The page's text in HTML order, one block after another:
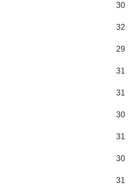
30
32
29
31
31
30
31
30
31